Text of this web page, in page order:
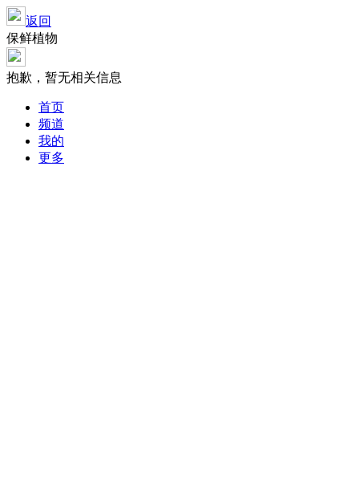
返回
保鲜植物
抱歉，暂无相关信息
首页
频道
我的
更多